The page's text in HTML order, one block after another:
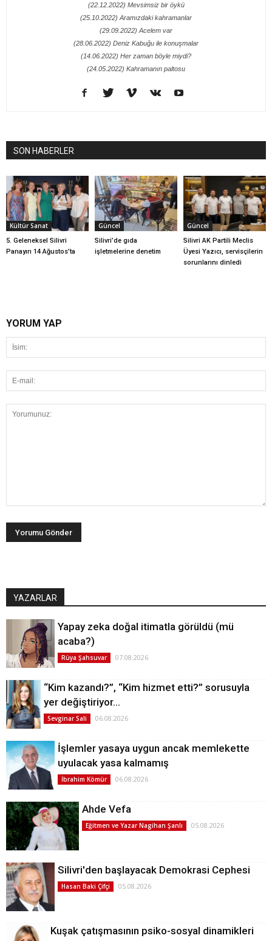
(22.12.2022) Mevsimsiz bir öykü
(25.10.2022) Aramızdaki kahramanlar
(29.09.2022) Acelem var
(28.06.2022) Deniz Kabuğu ile konuşmalar
(14.06.2022) Her zaman böyle miydi?
(24.05.2022) Kahramanın paltosu
SON HABERLER
Kültür Sanat
5. Geleneksel Silivri
Panayırı 14 Ağustos’ta
Güncel
Silivri’de gıda
işletmelerine denetim
Güncel
Silivri AK Partili Meclis
Üyesi Yazıcı, servisçilerin
sorunlarını dinledi
YORUM YAP
YAZARLAR
Yapay zeka doğal itimatla görüldü (mü
acaba?)
Rüya Şahsuvar 07.08.2026
“Kim kazandı?”, “Kim hizmet etti?” sorusuyla
yer değiştiriyor…
Sevginar Sali 06.08.2026
İşlemler yasaya uygun ancak memlekette
uyulacak yasa kalmamış
İbrahim Kömür 06.08.2026
Ahde Vefa
Eğitmen ve Yazar Nagihan Şanlı 05.08.2026
Silivri'den başlayacak Demokrasi Cephesi
Hasan Baki Çifçi 05.08.2026
Kuşak çatışmasının psiko-sosyal dinamikleri